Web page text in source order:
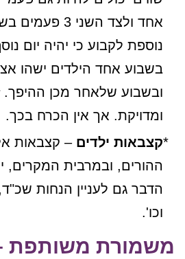
אחד ולצד השני
נוספת לקבוע כי יהיה יום
בשבוע אחד הילדים ישהו
ובשבוע שלאחר מכן ההיפך.
ומדויקת. אך אין הכרח בכך.
קצבאות ילדים – קצבאות
ההורים, ובמרבית המקרים,
הדבר גם לעניין הנחות
וכו'.
משמורת משותפת –